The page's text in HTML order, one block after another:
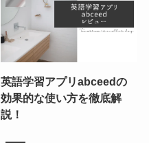
英語学習アプリabceedの
効果的な使い方を徹底解
説！